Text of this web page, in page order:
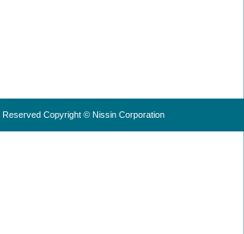
Reserved Copyright © Nissin Corporation